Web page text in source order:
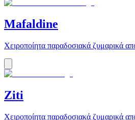
Mafaldine
Χειροποίητα παραδοσιακά ζυμαρικά
Ziti
Χειροποίητα παραδοσιακά ζυμαρικά